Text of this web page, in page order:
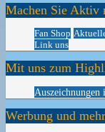
Machen Sie Aktiv
Fan Shop
Link uns
Mit uns zum
Werbung und